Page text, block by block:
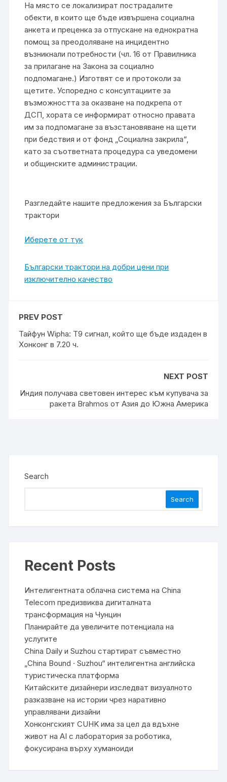
На място се локализират пострадалите
обекти, в които ще бъде извършена социална
анкета и преценка за отпускане на еднократна
помощ за преодоляване на инцидентно
възникнали потребности (чл. 16 от Правилника
за прилагане на Закона за социално
подпомагане.) Изготвят се и протоколи за
щетите. Успоредно с консултациите за
възможността за оказване на подкрепа от
ДСП, хората се информират относно правата
им за подпомагане за възстановяване на щети
при бедствия и от фонд „Социална закрила“,
като за съответната процедура са уведомени
и общинските администрации.
Разгледайте нашите предложения за Български
трактори
Иберете от тук
Български трактори на добри цени при
изключително качество
PREV POST
Тайфун Wipha: T9 сигнал, който ще бъде издаден в
Хонконг в 7.20 ч.
NEXT POST
Индия получава световен интерес към купувача за
ракета Brahmos от Азия до Южна Америка
Search
Search
Recent Posts
Интелигентната облачна система на China
Telecom предизвиква дигиталната
трансформация на Чунцин
Планирайте да увеличите потенциала на
услугите
China Daily и Suzhou стартират съвместно
„China Bound · Suzhou“ интелигентна английска
туристическа платформа
Китайските дизайнери изследват визуалното
разказване на истории чрез наративно
управлявани дизайни
Хонконгският CUHK има за цел да вдъхне
живот на AI с лаборатория за роботика,
фокусирана върху хуманоиди